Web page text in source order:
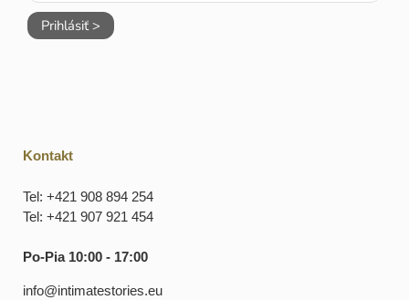
Prihlásiť >
Kontakt
Tel: +421 908 894 254
Tel: +421 907 921 454
Po-Pia 10:00 - 17:00
info@intimatestories.eu